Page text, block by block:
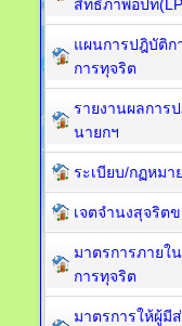
สิทธิภาพอปท
แผนการปฎิบัติก
การทุจริต
รายงานผลการ
นายกฯ
ระเบียบ/กฏหมา
เจตจำนงสุจริต
มาตรการภายใ
การทุจริต​
มาตรการให้ผู้มี